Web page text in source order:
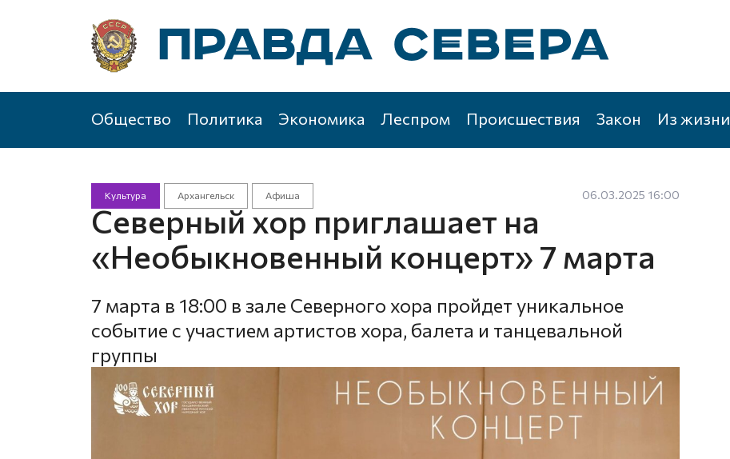
Общество Политика Экономика Леспром Происшествия Закон Из жизни
Культура Архангельск Афиша 06.03.2025 16:00
Северный хор приглашает на
«Необыкновенный концерт» 7 марта
7 марта в 18:00 в зале Северного хора пройдет уникальное
событие с участием артистов хора, балета и танцевальной
группы